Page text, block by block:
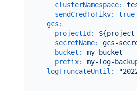
clusterNamespace:
sendCredToTikv:
true
gcs:
projectId:
secretName:
gcs-
bucket:
my-bucket
prefix:
my-log-
logTruncateUntil: